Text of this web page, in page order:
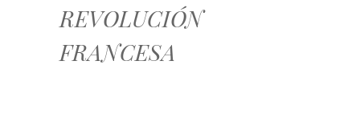
REVOLUCIÓN
FRANCESA